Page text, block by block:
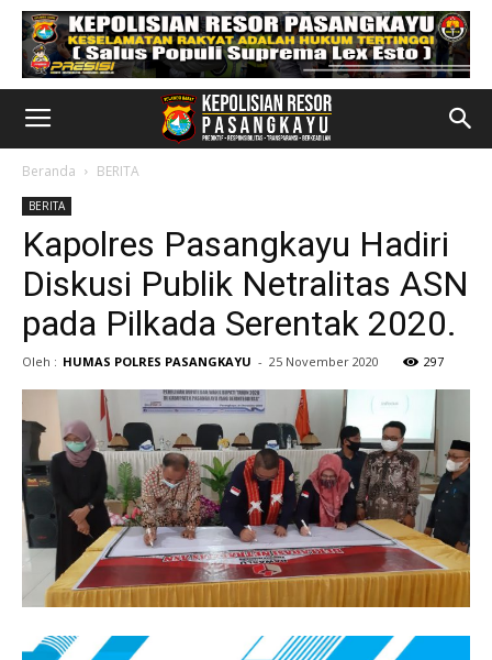
Beranda BERITA
BERITA
Kapolres Pasangkayu Hadiri
Diskusi Publik Netralitas ASN
pada Pilkada Serentak 2020.
Oleh : HUMAS POLRES PASANGKAYU - 25 November 2020 297